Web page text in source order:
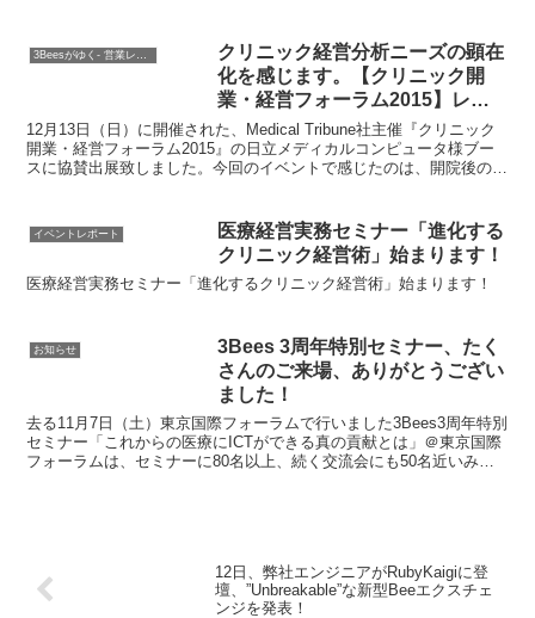
3Beesがゆく- 営業レポート
クリニック経営分析ニーズの顕在
化を感じます。【クリニック開
業・経営フォーラム2015】レポ
ート
12月13日（日）に開催された、Medical Tribune社主催『クリニック
開業・経営フォーラム2015』の日立メディカルコンピュータ様ブー
スに協賛出展致しました。今回のイベントで感じたのは、開院後の経
ことです。中には、どの検査や処置が診療報酬に大きく影響を与えて
いるか、ということを「ドライビング・ファクターが知りたい」と表
現された先生もいらっしゃったのがとても印象的でした。
イベントレポート
医療経営実務セミナー「進化する
クリニック経営術」始まります！
医療経営実務セミナー「進化するクリニック経営術」始まります！
お知らせ
3Bees 3周年特別セミナー、たく
さんのご来場、ありがとうござい
ました！
去る11月7日（土）東京国際フォーラムで行いました3Bees3周年特別
セミナー「これからの医療にICTができる真の貢献とは」＠東京国際
フォーラムは、セミナーに80名以上、続く交流会にも50名近いみな
12日、弊社エンジニアがRubyKaigiに登
壇、”Unbreakable”な新型Beeエクスチェ
ンジを発表！